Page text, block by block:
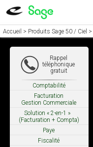
Accueil > Produits Sage 50 / Ciel >
Rappel
téléphonique
gratuit
Comptabilité
Facturation
Gestion Commerciale
Solution « 2-en-1 »
(Facturation + Compta)
Paye
Fiscalité